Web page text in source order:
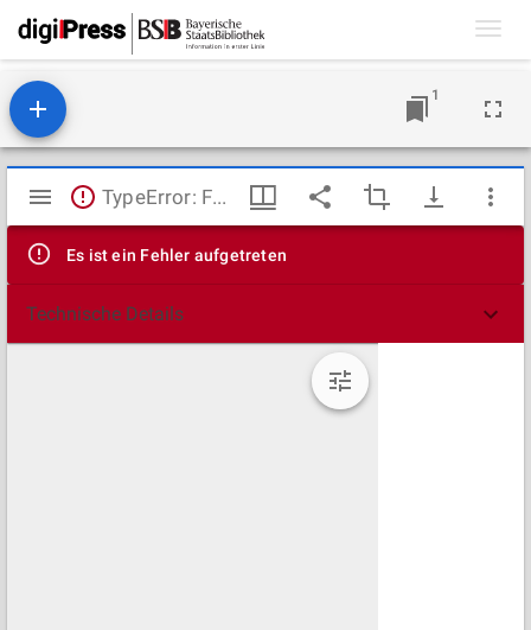
1
Mirador
Viewer
TypeError: Failed to fetch
Es ist ein Fehler aufgetreten
Technische Details